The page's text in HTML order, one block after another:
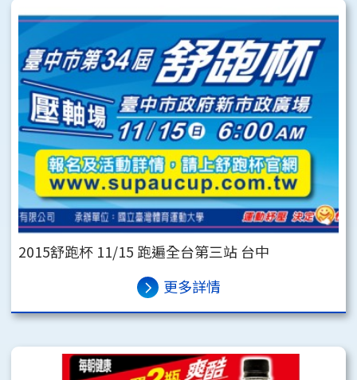
2015舒跑杯 11/15 跑遍全台第三站 台中
更多詳情